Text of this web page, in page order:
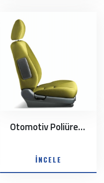
Otomotiv Poliüretan Sünger Sistemler
İNCELE